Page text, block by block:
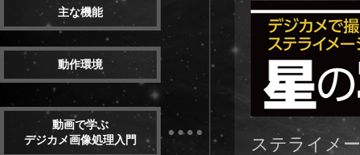
主な機能
動作環境
動画で学ぶ
デジカメ画像処理入門
ステライメ